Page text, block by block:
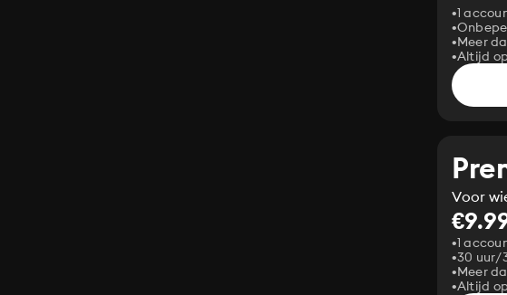
1
Meer
Altijd
Voor
1
30 uur/
Meer
Altijd